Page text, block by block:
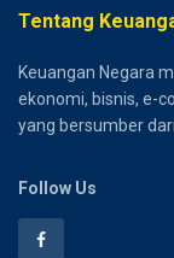
Tentang
Keuangan Negara
ekonomi, bisnis, e-
yang bersumber
Follow Us